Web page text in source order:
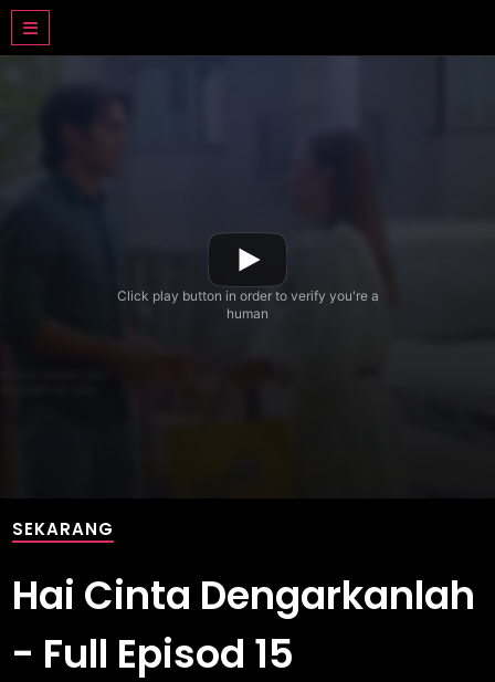
SEKARANG
Hai Cinta Dengarkanlah
- Full Episod 15